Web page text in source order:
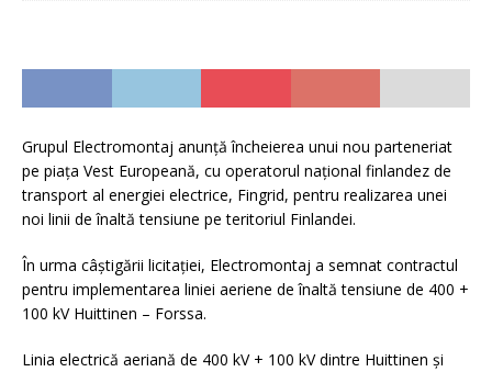
Grupul Electromontaj anunță încheierea unui nou parteneriat
pe piața Vest Europeană, cu operatorul național finlandez de
transport al energiei electrice, Fingrid, pentru realizarea unei
noi linii de înaltă tensiune pe teritoriul Finlandei.
În urma câștigării licitației, Electromontaj a semnat contractul
pentru implementarea liniei aeriene de înaltă tensiune de 400 +
100 kV Huittinen – Forssa.
Linia electrică aeriană de 400 kV + 100 kV dintre Huittinen și